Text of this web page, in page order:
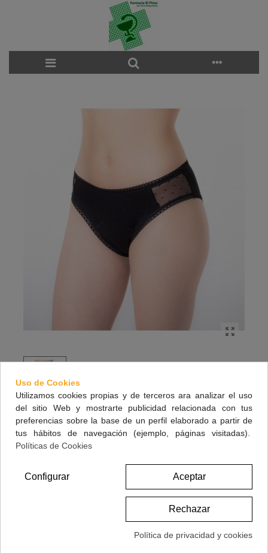
BRAGUITA MENSTRUAL ADULT ABSORCIÓN
SUPER (NEGRO ENCAJE) TM
Uso de Cookies
Utilizamos cookies propias y de terceros ara analizar el uso
del sitio Web y mostrarte publicidad relacionada con tus
preferencias sobre la base de un perfil elaborado a partir de
tus hábitos de navegación (ejemplo, páginas visitadas).
Políticas de Cookies
Aceptar
Rechazar
Configurar
Política de privacidad y cookies